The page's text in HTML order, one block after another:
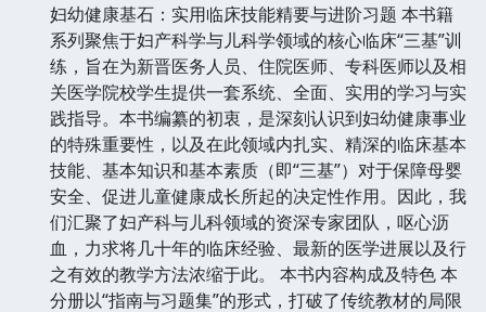
妇幼健康基石：实用临床技能精要与进阶习题 本书籍
系列聚焦于妇产科学与儿科学领域的核心临床“三基”训
练，旨在为新晋医务人员、住院医师、专科医师以及相
关医学院校学生提供一套系统、全面、实用的学习与实
践指导。本书编纂的初衷，是深刻认识到妇幼健康事业
的特殊重要性，以及在此领域内扎实、精深的临床基本
技能、基本知识和基本素质（即“三基”）对于保障母婴
安全、促进儿童健康成长所起的决定性作用。因此，我
们汇聚了妇产科与儿科领域的资深专家团队，呕心沥
血，力求将几十年的临床经验、最新的医学进展以及行
之有效的教学方法浓缩于此。 本书内容构成及特色 本
分册以“指南与习题集”的形式，打破了传统教材的局限